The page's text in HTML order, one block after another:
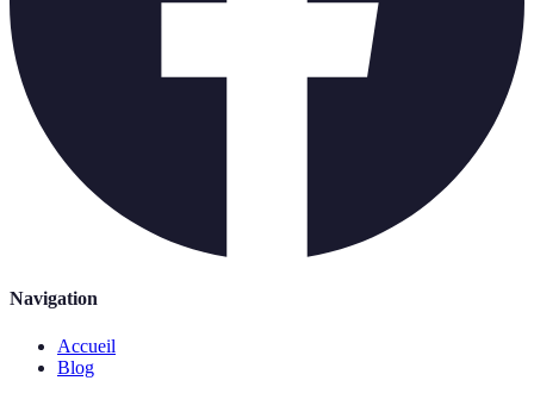
Navigation
Accueil
Blog